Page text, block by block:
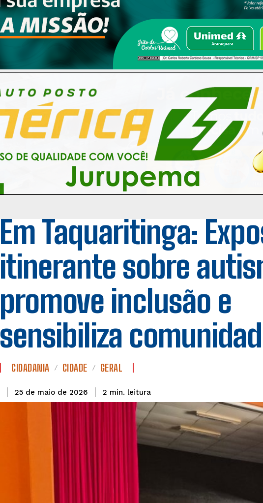
Em Taquaritinga:
itinerante sobre
promove inclusão e
sensibiliza
CIDADANIA CIDADE GERAL
25 de maio de 2026 2 min. leitura